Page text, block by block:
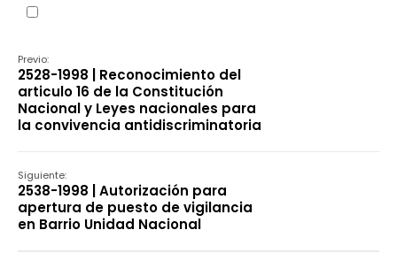
Previo:
2528-1998 | Reconocimiento del
articulo 16 de la Constitución
Nacional y Leyes nacionales para
la convivencia antidiscriminatoria
Siguiente:
2538-1998 | Autorización para
apertura de puesto de vigilancia
en Barrio Unidad Nacional